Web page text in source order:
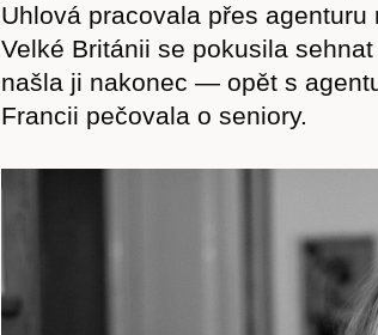
Uhlová pracovala přes
Velké Británii se pokusila
našla ji nakonec — opět s
Francii pečovala o seniory.